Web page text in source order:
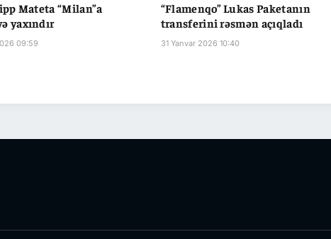
Mateta “Milan”a
yaxındır
09:59
“Flamenqo” Lukas Paketanın
transferini rəsmən açıqladı
31 Yanvar 2026 10:40